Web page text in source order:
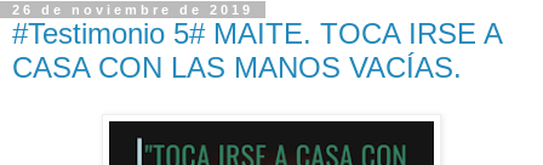
26 de noviembre de 2019
#Testimonio 5# MAITE. TOCA IRSE A
CASA CON LAS MANOS VACÍAS.